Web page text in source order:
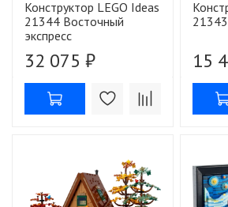
Конструктор LEGO Ideas
21344 Восточный
экспресс
32 075 ₽ 15